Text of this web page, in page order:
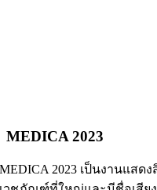
MEDICA 2023
MEDICA 2023 เป็นงานแสด